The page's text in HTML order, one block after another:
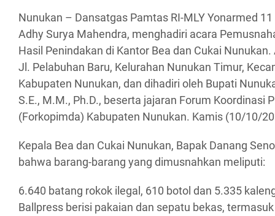
Nunukan – Dansatgas Pamtas RI-MLY Yonarmed
Adhy Surya Mahendra, menghadiri acara
Hasil Penindakan di Kantor Bea dan Cukai
Jl. Pelabuhan Baru, Kelurahan Nunukan Timur,
Kabupaten Nunukan, dan dihadiri oleh Bupati
S.E., M.M., Ph.D., beserta jajaran Forum Koordinasi
(Forkopimda) Kabupaten Nunukan. Kamis (10/10/
Kepala Bea dan Cukai Nunukan, Bapak Danang
bahwa barang-barang yang dimusnahkan meliputi:
6.640 batang rokok ilegal, 610 botol dan 5.335
Ballpress berisi pakaian dan sepatu bekas,